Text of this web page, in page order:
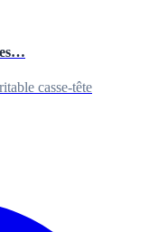
casse-tête